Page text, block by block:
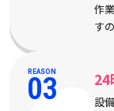
作
す
REASON
03 24
設